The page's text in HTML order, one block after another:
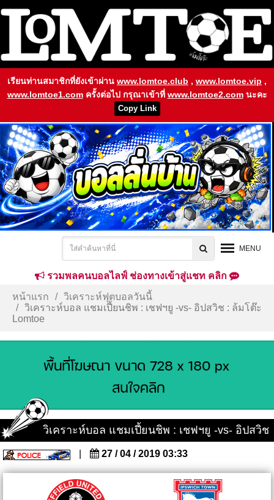
เรียนท่านสมาชิกที่ยังเข้าผ่าน www.lomtoe.club , www.lomtoe.vip ,
www.lomtoe1.com ครั้งต่อไป กรุณาเข้าที่ www.lomtoe2.comนะคะ
Copy Link
MENU
รวมพลคนบอลไลฟ์ ช่องทางเข้าสู่แชท คลิก
หน้าแรก
วิเคราะห์ฟุตบอลวันนี้
วิเคราะห์บอล แชมเปี้ยนชิพ : เชฟฯยู -vs- อิปสวิช : ล้มโต๊ะ
Lomtoe
วิเคราะห์บอล แชมเปี้ยนชิพ : เชฟฯยู -vs- อิปสวิช
27 / 04 / 2019 03:33